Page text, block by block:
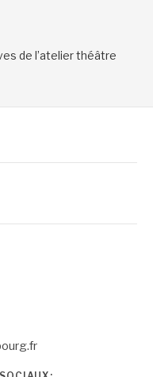
de l’atelier théâtre